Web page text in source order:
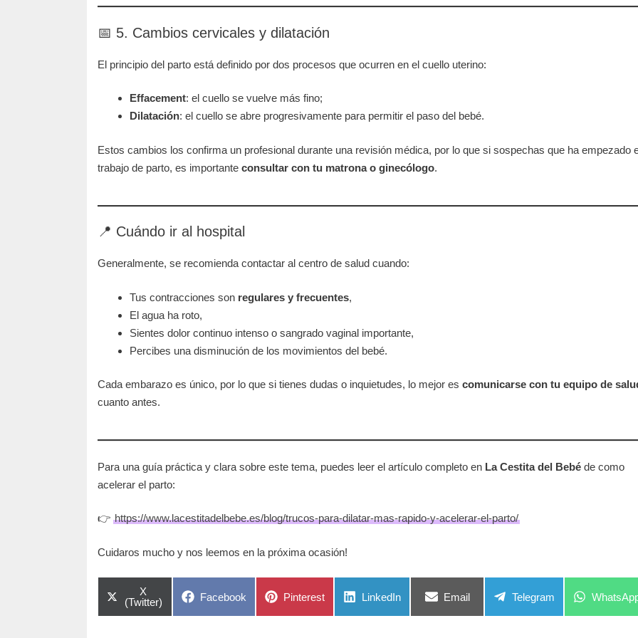
📅 5. Cambios cervicales y dilatación
El principio del parto está definido por dos procesos que ocurren en el cuello uterino:
Effacement: el cuello se vuelve más fino;
Dilatación: el cuello se abre progresivamente para permitir el paso del bebé.
Estos cambios los confirma un profesional durante una revisión médica, por lo que si sospechas que ha empezado
trabajo de parto, es importante consultar con tu matrona o ginecólogo.
📍 Cuándo ir al hospital
Generalmente, se recomienda contactar al centro de salud cuando:
Tus contracciones son regulares y frecuentes,
El agua ha roto,
Sientes dolor continuo intenso o sangrado vaginal importante,
Percibes una disminución de los movimientos del bebé.
Cada embarazo es único, por lo que si tienes dudas o inquietudes, lo mejor es comunicarse con tu equipo de
cuanto antes.
Para una guía práctica y clara sobre este tema, puedes leer el artículo completo en La Cestita del Bebé de como
acelerar el parto:
👉 https://www.lacestitadelbebe.es/blog/trucos-para-dilatar-mas-rapido-y-acelerar-el-parto/
Cuidaros mucho y nos leemos en la próxima ocasión!
Compartir
en
X
(Twitter)
Compartir
Facebook
Compartir
Pinterest
Compartir
LinkedIn
Compartir
Email
Compartir
Telegram
Compartir